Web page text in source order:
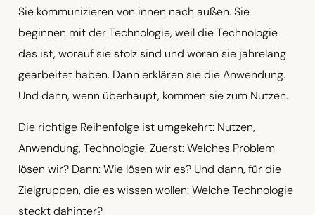
Sie kommunizieren von innen nach außen. Sie
beginnen mit der Technologie, weil die Technologie
das ist, worauf sie stolz sind und woran sie jahrelang
gearbeitet haben. Dann erklären sie die Anwendung.
Und dann, wenn überhaupt, kommen sie zum Nutzen.
Die richtige Reihenfolge ist umgekehrt: Nutzen,
Anwendung, Technologie. Zuerst: Welches Problem
lösen wir? Dann: Wie lösen wir es? Und dann, für die
Zielgruppen, die es wissen wollen: Welche Technologie
steckt dahinter?